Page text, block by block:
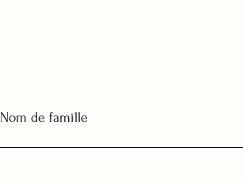
Nom de famille